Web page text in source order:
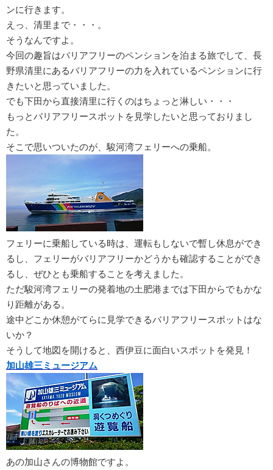
ンに行きます。
えっ、清里まで・・・。
そうなんですよ。
今回の趣旨はバリアフリーのペンションを泊まる旅でして、長
野県清里にあるバリアフリーの力を入れているペンションに行
きたいと思っていました。
でも下田から直接清里に行くのはちょっと淋しい・・・
もっとバリアフリースポットを見学したいと思っておりまし
た。
そこで思いついたのが、駿河湾フェリーへの乗船。
フェリーに乗船している時は、運転もしないで暫し休息ができ
るし、フェリーがバリアフリーかどうかも確認することができ
るし、ぜひとも乗船することを考えました。
ただ駿河湾フェリーの発着地の土肥港までは下田からでもかな
り距離がある。
途中どこか休憩がてらに見学できるバリアフリースポットはな
いか？
そうして地図を開けると、西伊豆に面白いスポットを発見！
加山雄三ミュージアム
あの加山さんの博物館ですよ。